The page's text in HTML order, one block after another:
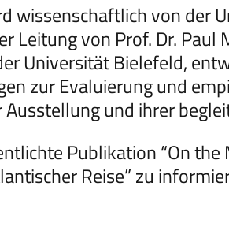
wissenschaftlich von der
Leitung von Prof. Dr. Paul
Universität Bielefeld,
zur Evaluierung und
und ihrer
Publikation “On
Reise” zu